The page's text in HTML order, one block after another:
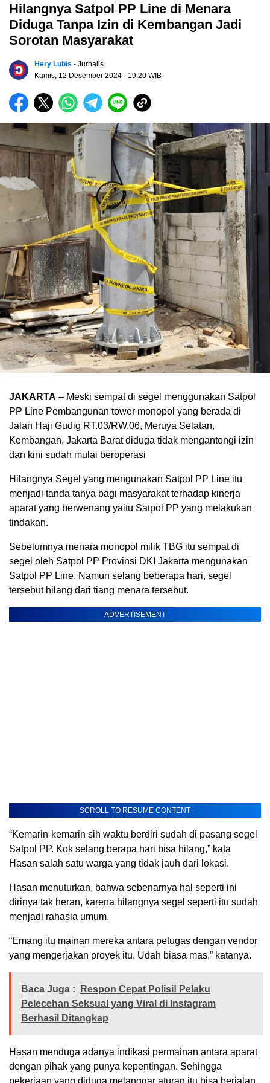
Hilangnya Satpol PP Line di Menara
Diduga Tanpa Izin di Kembangan Jadi
Sorotan Masyarakat
Hery Lubis - Jurnalis
Kamis, 12 Desember 2024 - 19:20 WIB
JAKARTA – Meski sempat di segel menggunakan Satpol
PP Line Pembangunan tower monopol yang berada di
Jalan Haji Gudig RT.03/RW.06, Meruya Selatan,
Kembangan, Jakarta Barat diduga tidak mengantongi izin
dan kini sudah mulai beroperasi
Hilangnya Segel yang mengunakan Satpol PP Line itu
menjadi tanda tanya bagi masyarakat terhadap kinerja
aparat yang berwenang yaitu Satpol PP yang melakukan
tindakan.
Sebelumnya menara monopol milik TBG itu sempat di
segel oleh Satpol PP Provinsi DKI Jakarta mengunakan
Satpol PP Line. Namun selang beberapa hari, segel
tersebut hilang dari tiang menara tersebut.
ADVERTISEMENT
SCROLL TO RESUME CONTENT
“Kemarin-kemarin sih waktu berdiri sudah di pasang segel
Satpol PP. Kok selang berapa hari bisa hilang,” kata
Hasan salah satu warga yang tidak jauh dari lokasi.
Hasan menuturkan, bahwa sebenarnya hal seperti ini
dirinya tak heran, karena hilangnya segel seperti itu sudah
menjadi rahasia umum.
“Emang itu mainan mereka antara petugas dengan vendor
yang mengerjakan proyek itu. Udah biasa mas,” katanya.
Baca Juga :
Respon Cepat Polisi! Pelaku
Pelecehan Seksual yang Viral di Instagram
Berhasil Ditangkap
Hasan menduga adanya indikasi permainan antara aparat
dengan pihak yang punya kepentingan. Sehingga